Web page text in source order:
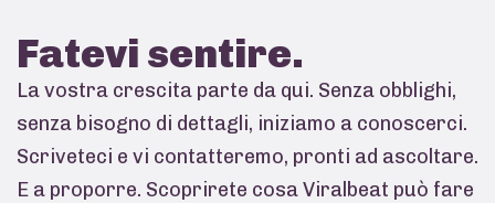
Fatevi sentire.
La vostra crescita parte da qui. Senza obblighi,
senza bisogno di dettagli, iniziamo a conoscerci.
Scriveteci e vi contatteremo, pronti ad ascoltare.
E a proporre. Scoprirete cosa Viralbeat può fare